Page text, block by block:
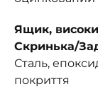
Ящик,
Скринька/
Сталь,
покриття